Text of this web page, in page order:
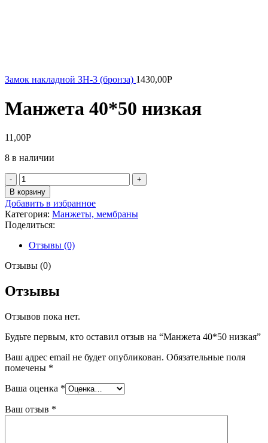
Замок накладной ЗН-3 (бронза) 1430,00Р
Манжета 40*50 низкая
11,00Р
8 в наличии
Количество
товара
Манжета
40*50
низкая
В корзину
Добавить в избранное
Категория: Манжеты, мембраны
Поделиться:
Отзывы (0)
Отзывы (0)
Отзывы
Отзывов пока нет.
Будьте первым, кто оставил отзыв на “Манжета 40*50 низкая”
Ваш адрес email не будет опубликован. Обязательные поля
помечены *
Ваша оценка *
Ваш отзыв *